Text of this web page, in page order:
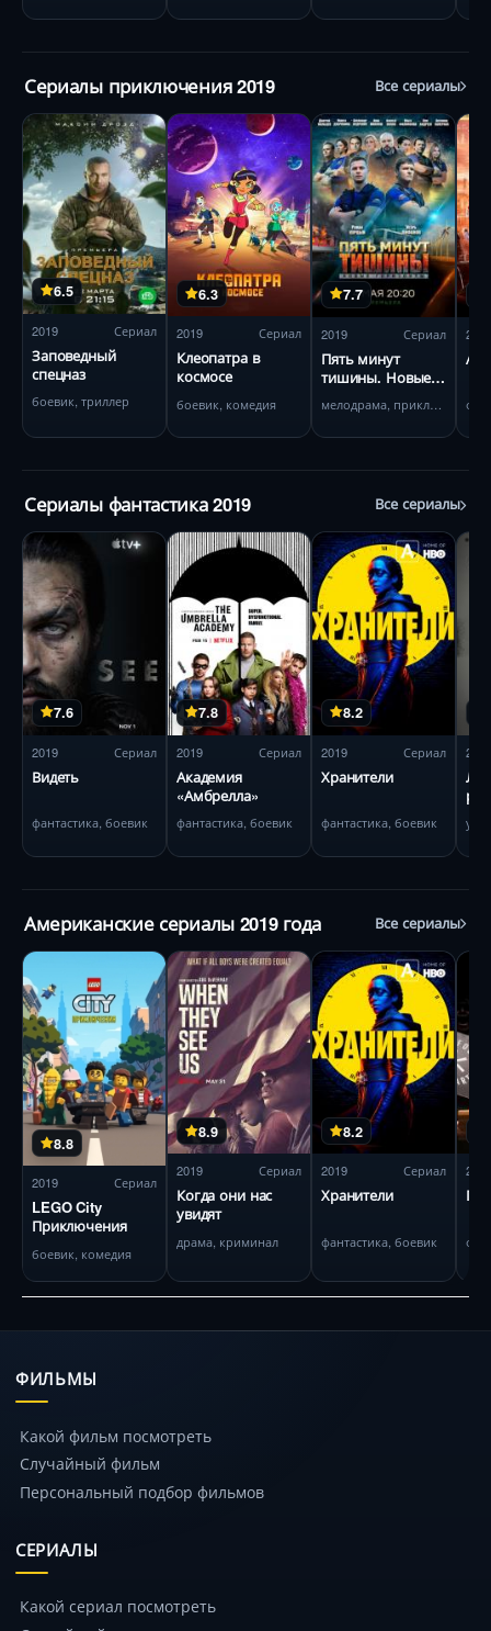
Сериалы приключения 2019 Все сериалы
6.5
2019 Сериал
Заповедный
спецназ
боевик, триллер
6.3
2019 Сериал
Клеопатра в
космосе
боевик, комедия
7.7
2019 Сериал
Пять минут
тишины. Новые
мелодрама, приключения
2019
Сериалы фантастика 2019 Все сериалы
7.6
2019 Сериал
Видеть
фантастика, боевик
7.8
2019 Сериал
Академия
«Амбрелла»
фантастика, боевик
8.2
2019 Сериал
Хранители
фантастика, боевик
2019
Американские сериалы 2019 года Все сериалы
8.8
2019 Сериал
LEGO City
Приключения
боевик, комедия
8.9
2019 Сериал
Когда они нас
увидят
драма, криминал
8.2
2019 Сериал
Хранители
фантастика, боевик
2019
ФИЛЬМЫ
Какой фильм посмотреть
Случайный фильм
Персональный подбор фильмов
СЕРИАЛЫ
Какой сериал посмотреть